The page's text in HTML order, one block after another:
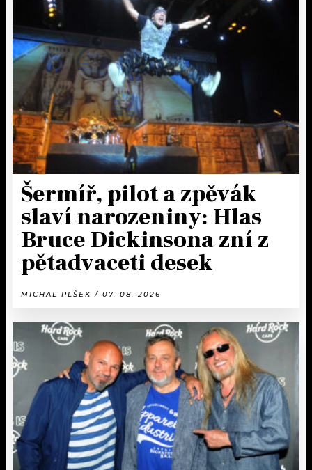
Šermíř, pilot a zpěvák
slaví narozeniny: Hlas
Bruce Dickinsona zní z
pětadvaceti desek
MICHAL PLŠEK / 07. 08. 2026